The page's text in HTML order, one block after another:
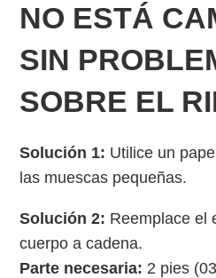
NO ESTÁ
SIN
SOBRE EL
Solución 1: Utilice un
las muescas pequeñas.
Solución 2: Reemplace el
cuerpo a cadena.
Parte necesaria: 2 pies